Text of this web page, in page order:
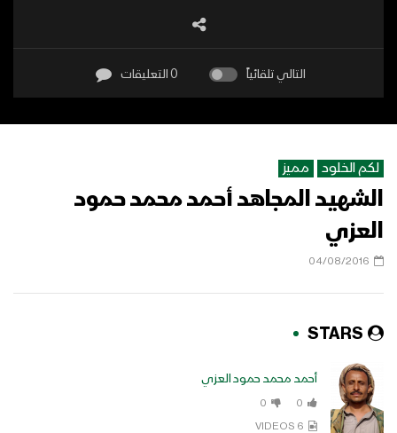
التالي تلقائياً 0 التعليقات
لكم الخلود مميز
الشهيد المجاهد أحمد محمد حمود
العزي
04/08/2016
STARS
أحمد محمد حمود العزي
0
0
6 VIDEOS